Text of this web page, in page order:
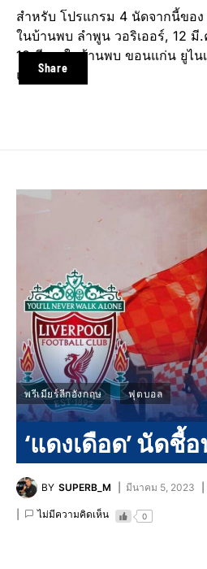
Share
สำหรับ โปรแกรม 4 นัดจากนี้ขอ
ในบ้านพบ ลำพูน วอริเออร์, 12
18 มี.ค. ในบ้านพบ ขอนแก่น ยูไน
แบงค็อก
พรีเมียร์ลีกอังกฤษ ฟุตบอล
‘แดงเดือด’ นัดชี้
BY SUPERB_M มีนาคม 5, 2023
ไม่มีความคิดเห็น 0